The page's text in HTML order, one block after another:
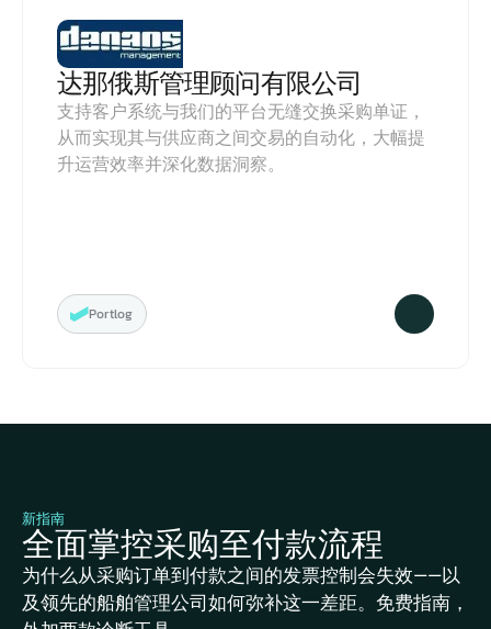
达那俄斯管理顾问有限公司
支持客户系统与我们的平台无缝交换采购单证，
从而实现其与供应商之间交易的自动化，大幅提
升运营效率并深化数据洞察。
Portlog
新指南
全面掌控采购至付款流程
为什么从采购订单到付款之间的发票控制会失效——以
及领先的船舶管理公司如何弥补这一差距。免费指南，